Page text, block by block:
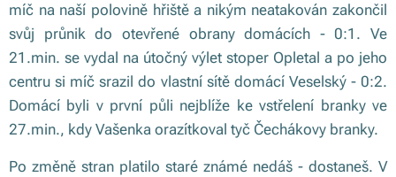
míč na naší polovině hřiště a nikým neatakován zakončil
svůj průnik do otevřené obrany domácích - 0:1. Ve
21.min. se vydal na útočný výlet stoper Opletal a po jeho
centru si míč srazil do vlastní sítě domácí Veselský - 0:2.
Domácí byli v první půli nejblíže ke vstřelení branky ve
27.min., kdy Vašenka orazítkoval tyč Čechákovy branky.
Po změně stran platilo staré známé nedáš - dostaneš. V